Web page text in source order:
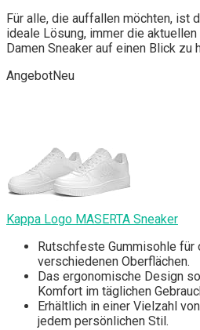
Für alle, die auffallen möchten, ist
ideale Lösung, immer die aktuellen
Damen Sneaker auf einen Blick zu
AngebotNeu
Kappa Logo MASERTA Sneaker
Rutschfeste Gummisohle für
verschiedenen Oberflächen.
Das ergonomische Design
Komfort im täglichen
Erhältlich in einer Vielzahl
jedem persönlichen Stil.